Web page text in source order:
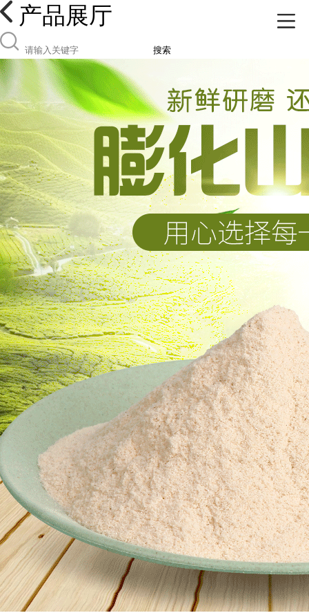
产品展厅
搜索